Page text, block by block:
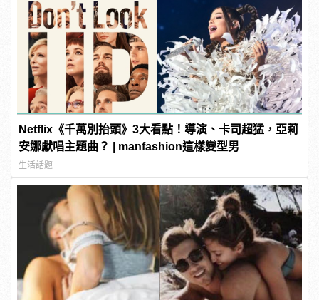
Netflix《千萬別抬頭》3大看點！導演、卡司超猛，亞莉
安娜獻唱主題曲？ | manfashion這樣變型男
生活話題